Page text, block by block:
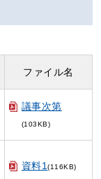
ファイル名
議事次第
(103KB)
資料1(116KB)